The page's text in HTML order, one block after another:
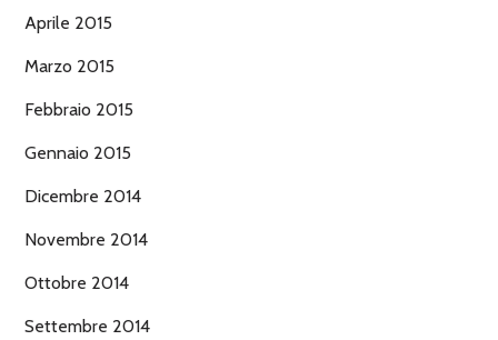
Aprile 2015
Marzo 2015
Febbraio 2015
Gennaio 2015
Dicembre 2014
Novembre 2014
Ottobre 2014
Settembre 2014